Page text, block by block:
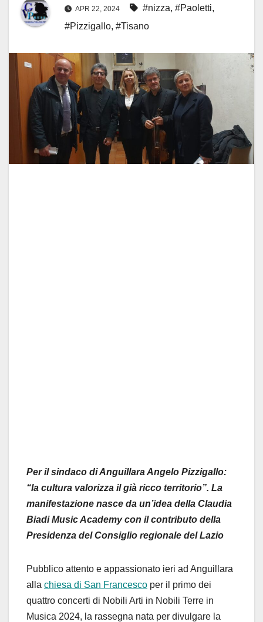
APR 22, 2024 #nizza, #Paoletti,
#Pizzigallo, #Tisano
Per il sindaco di Anguillara Angelo Pizzigallo:
“la cultura valorizza il già ricco territorio”. La
manifestazione nasce da un’idea della Claudia
Biadi Music Academy con il contributo della
Presidenza del Consiglio regionale del Lazio
Pubblico attento e appassionato ieri ad Anguillara
alla chiesa di San Francesco per il primo dei
quattro concerti di Nobili Arti in Nobili Terre in
Musica 2024, la rassegna nata per divulgare la